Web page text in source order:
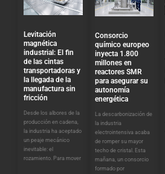
Levitación
magnética
industrial: El fin
de las cintas
transportadoras y
la llegada de la
manufactura sin
fricción
Desde los albores de la
producción en cadena,
la industria ha aceptado
un peaje mecánico
inevitable: el
rozamiento. Para mover
Consorcio
químico europeo
inyecta 1.800
millones en
reactores SMR
para asegurar su
autonomía
energética
La descarbonización de
la industria
electrointensiva acaba
de romper su mayor
techo de cristal. Esta
mañana, un consorcio
formado por